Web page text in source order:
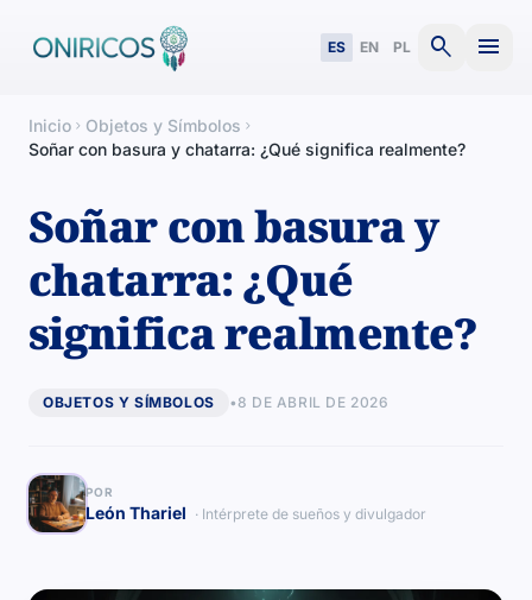
ES EN PL search menu
Inicio chevron_right Objetos y Símbolos chevron_right
Soñar con basura y chatarra: ¿Qué significa realmente?
Soñar con basura y
chatarra: ¿Qué
significa realmente?
OBJETOS Y SÍMBOLOS •8 DE ABRIL DE 2026
POR
León Thariel · Intérprete de sueños y divulgador